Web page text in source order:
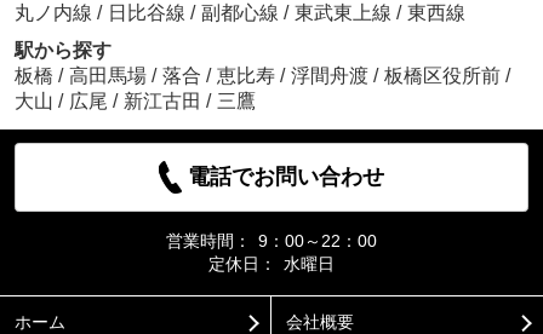
丸ノ内線 / 日比谷線 / 副都心線 / 東武東上線 / 東西線
駅から探す
板橋 / 高田馬場 / 落合 / 恵比寿 / 浮間舟渡 / 板橋区役所前 /
大山 / 広尾 / 新江古田 / 三鷹
電話でお問い合わせ
営業時間：
9：00～22：00
定休日：
水曜日
ホーム 会社概要